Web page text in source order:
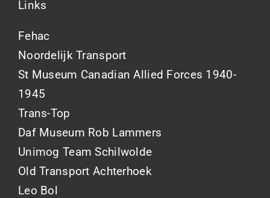
Links
Fehac
Noordelijk Transport
St Museum Canadian Allied Forces 1940-
1945
Trans-Top
Daf Museum Rob Lammers
Unimog Team Schilwolde
Old Transport Achterhoek
Leo Bol